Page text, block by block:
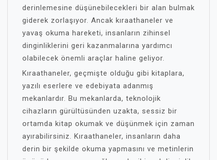
derinlemesine düşünebilecekleri bir alan bulmak
giderek zorlaşıyor. Ancak kıraathaneler ve
yavaş okuma hareketi, insanların zihinsel
dinginliklerini geri kazanmalarına yardımcı
olabilecek önemli araçlar haline geliyor.
Kıraathaneler, geçmişte olduğu gibi kitaplara,
yazılı eserlere ve edebiyata adanmış
mekanlardır. Bu mekanlarda, teknolojik
cihazların gürültüsünden uzakta, sessiz bir
ortamda kitap okumak ve düşünmek için zaman
ayırabilirsiniz. Kıraathaneler, insanların daha
derin bir şekilde okuma yapmasını ve metinlerin